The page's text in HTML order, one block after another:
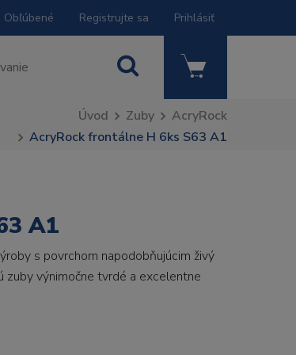
Obľúbené Registrujte sa Prihlásiť
Úvod Zuby
AcryRock
AcryRock frontálne H 6ks S63 A1
A1
s povrchom napodobňujúcim živý
zuby výnimočne tvrdé a excelentne